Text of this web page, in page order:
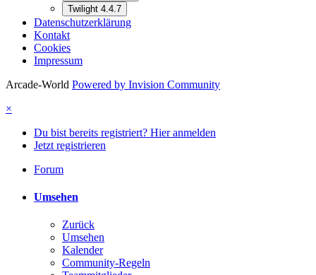
Twilight 4.4.7
Datenschutzerklärung
Kontakt
Cookies
Impressum
Arcade-World Powered by Invision Community
×
Du bist bereits registriert? Hier anmelden
Jetzt registrieren
Forum
Umsehen
Zurück
Umsehen
Kalender
Community-Regeln